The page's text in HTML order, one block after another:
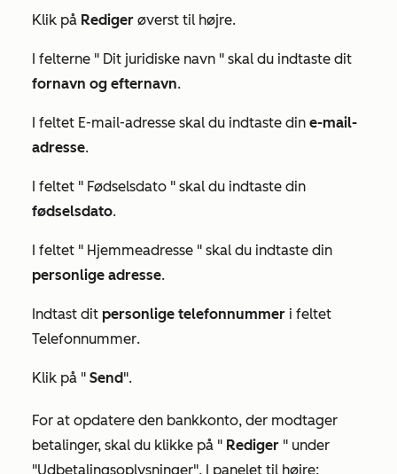
Klik på Rediger øverst til højre.
I felterne " Dit juridiske navn " skal du indtaste dit
fornavn og efternavn.
I feltet E-mail-adresse skal du indtaste din e-mail-
adresse.
I feltet " Fødselsdato " skal du indtaste din
fødselsdato.
I feltet " Hjemmeadresse " skal du indtaste din
personlige adresse.
Indtast dit personlige telefonnummer i feltet
Telefonnummer.
Klik på " Send".
For at opdatere den bankkonto, der modtager
betalinger, skal du klikke på " Rediger " under
"Udbetalingsoplysninger". I panelet til højre: